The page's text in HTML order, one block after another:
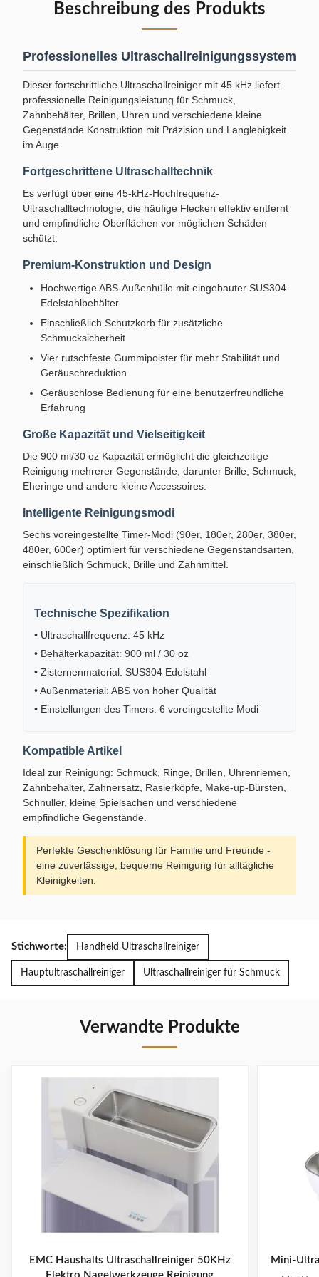
Beschreibung des Produkts
Professionelles Ultraschallreinigungssystem
Dieser fortschrittliche Ultraschallreiniger mit 45 kHz liefert
professionelle Reinigungsleistung für Schmuck,
Zahnbehälter, Brillen, Uhren und verschiedene kleine
Gegenstände.Konstruktion mit Präzision und Langlebigkeit
im Auge.
Fortgeschrittene Ultraschalltechnik
Es verfügt über eine 45-kHz-Hochfrequenz-
Ultraschalltechnologie, die häufige Flecken effektiv entfernt
und empfindliche Oberflächen vor möglichen Schäden
schützt.
Premium-Konstruktion und Design
Hochwertige ABS-Außenhülle mit eingebauter SUS304-
Edelstahlbehälter
Einschließlich Schutzkorb für zusätzliche
Schmucksicherheit
Vier rutschfeste Gummipolster für mehr Stabilität und
Geräuschreduktion
Geräuschlose Bedienung für eine benutzerfreundliche
Erfahrung
Große Kapazität und Vielseitigkeit
Die 900 ml/30 oz Kapazität ermöglicht die gleichzeitige
Reinigung mehrerer Gegenstände, darunter Brille, Schmuck,
Eheringe und andere kleine Accessoires.
Intelligente Reinigungsmodi
Sechs voreingestellte Timer-Modi (90er, 180er, 280er, 380er,
480er, 600er) optimiert für verschiedene Gegenstandsarten,
einschließlich Schmuck, Brille und Zahnmittel.
Technische Spezifikation
• Ultraschallfrequenz: 45 kHz
• Behälterkapazität: 900 ml / 30 oz
• Zisternenmaterial: SUS304 Edelstahl
• Außenmaterial: ABS von hoher Qualität
• Einstellungen des Timers: 6 voreingestellte Modi
Kompatible Artikel
Ideal zur Reinigung: Schmuck, Ringe, Brillen, Uhrenriemen,
Zahnbehalter, Zahnersatz, Rasierköpfe, Make-up-Bürsten,
Schnuller, kleine Spielsachen und verschiedene
empfindliche Gegenstände.
Perfekte Geschenklösung für Familie und Freunde -
eine zuverlässige, bequeme Reinigung für alltägliche
Kleinigkeiten.
Stichworte: Handheld Ultraschallreiniger
Hauptultraschallreiniger Ultraschallreiniger für Schmuck
Verwandte Produkte
EMC Haushalts Ultraschallreiniger 50KHz
Mini-